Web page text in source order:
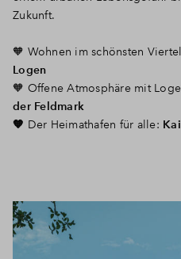
Zukunft.
🧡 Wohnen im schönsten
Logen
🧡 Offene Atmosphäre mit
der Feldmark
🧡 Der Heimathafen für alle: